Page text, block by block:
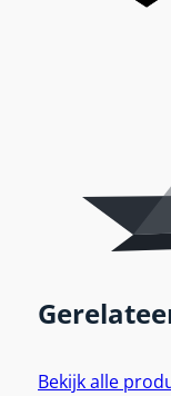
Bekijk alle